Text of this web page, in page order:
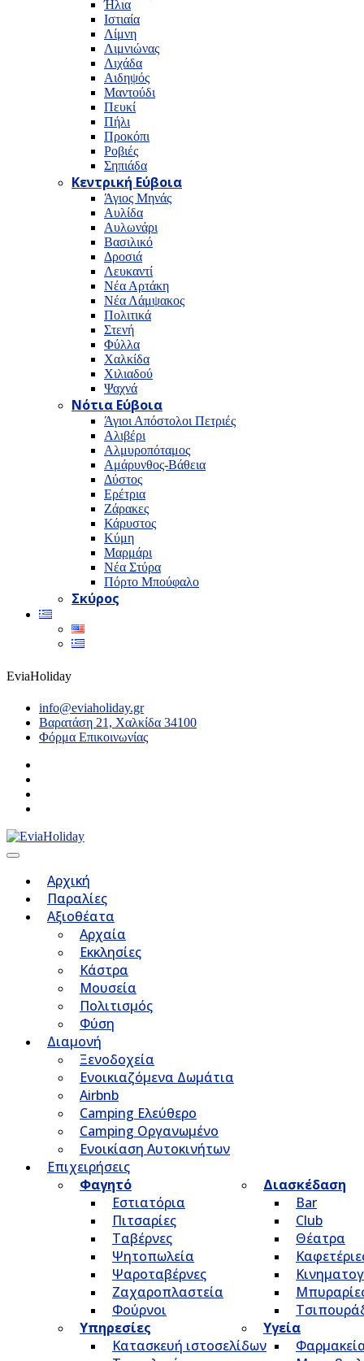
Ήλια
Ιστιαία
Λίμνη
Λιμνιώνας
Λιχάδα
Αιδηψός
Μαντούδι
Πευκί
Πήλι
Προκόπι
Ροβιές
Σηπιάδα
Κεντρική Εύβοια
Άγιος Μηνάς
Αυλίδα
Αυλωνάρι
Βασιλικό
Δροσιά
Λευκαντί
Νέα Αρτάκη
Νέα Λάμψακος
Πολιτικά
Στενή
Φύλλα
Χαλκίδα
Χιλιαδού
Ψαχνά
Νότια Εύβοια
Άγιοι Απόστολοι Πετριές
Αλιβέρι
Αλμυροπόταμος
Αμάρυνθος-Βάθεια
Δύστος
Ερέτρια
Ζάρακες
Κάρυστος
Κύμη
Μαρμάρι
Νέα Στύρα
Πόρτο Μπούφαλο
Σκύρος
EviaHoliday
info@eviaholiday.gr
Βαρατάση 21, Χαλκίδα 34100
Φόρμα Επικοινωνίας
Αρχική
Παραλίες
Αξιοθέατα
Αρχαία
Εκκλησίες
Κάστρα
Μουσεία
Πολιτισμός
Φύση
Διαμονή
Ξενοδοχεία
Ενοικιαζόμενα Δωμάτια
Airbnb
Camping Ελεύθερο
Camping Οργανωμένο
Ενοικίαση Αυτοκινήτων
Επιχειρήσεις
Φαγητό
Εστιατόρια
Πιτσαρίες
Ταβέρνες
Ψητοπωλεία
Ψαροταβέρνες
Ζαχαροπλαστεία
Φούρνοι
Διασκέδαση
Bar
Club
Θέατρα
Υπηρεσίες
Κατασκευή ιστοσελίδων
Υγεία